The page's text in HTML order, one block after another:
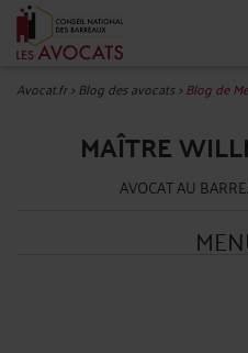
Avocat.fr>Blog des avocats>Blog de
MAÎTRE
AVOCAT AU